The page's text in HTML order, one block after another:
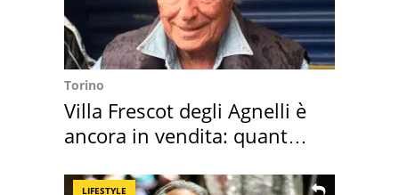
Torino
Villa Frescot degli Agnelli è
ancora in vendita: quanto
LIFESTYLE